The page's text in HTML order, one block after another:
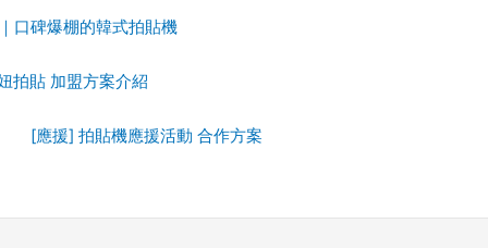
口碑爆棚的韓式拍貼機
拍貼 加盟方案介紹
[應援] 拍貼機應援活動 合作方案